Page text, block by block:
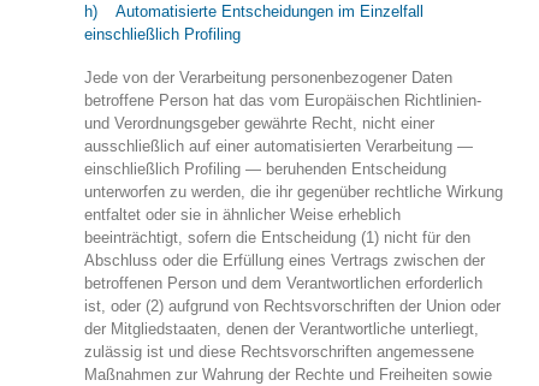
h) Automatisierte Entscheidungen im Einzelfall
einschließlich Profiling
Jede von der Verarbeitung personenbezogener Daten
betroffene Person hat das vom Europäischen Richtlinien-
und Verordnungsgeber gewährte Recht, nicht einer
ausschließlich auf einer automatisierten Verarbeitung —
einschließlich Profiling — beruhenden Entscheidung
unterworfen zu werden, die ihr gegenüber rechtliche Wirkung
entfaltet oder sie in ähnlicher Weise erheblich
beeinträchtigt, sofern die Entscheidung (1) nicht für den
Abschluss oder die Erfüllung eines Vertrags zwischen der
betroffenen Person und dem Verantwortlichen erforderlich
ist, oder (2) aufgrund von Rechtsvorschriften der Union oder
der Mitgliedstaaten, denen der Verantwortliche unterliegt,
zulässig ist und diese Rechtsvorschriften angemessene
Maßnahmen zur Wahrung der Rechte und Freiheiten sowie